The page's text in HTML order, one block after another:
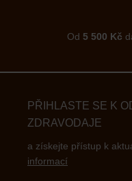
Od 5 500 Kč
PŘIHLASTE SE K
ZDRAVODAJE
a získejte přístup k
informací